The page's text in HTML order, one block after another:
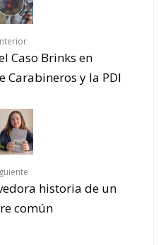
Caso Brinks en
Carabineros y la PDI
historia de un
común